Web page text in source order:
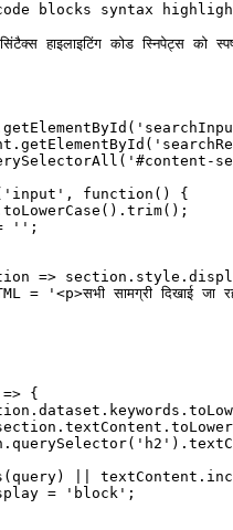
blocks syntax
हाइलाइटिंग कोड स्निपेट्स को
getElementById (
getElementById (
( '#content-
'input' , function () {
toLowerCase (). trim();
'' ;
=>
= '<p>सभी सामग्री दिखाई जा
=> {
querySelector( 'h2'
(query) textContent.
= 'block' ;